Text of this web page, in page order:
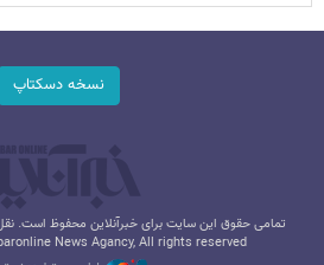
نسخه دسکتاپ
تمامی حقوق این سایت برای خبرآنلاین محفوظ است.
News Agancy, All rights reserved